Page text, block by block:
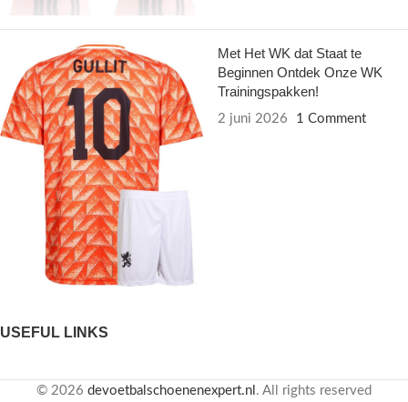
Met Het WK dat Staat te
Beginnen Ontdek Onze WK
Trainingspakken!
2 juni 2026 1 Comment
USEFUL LINKS
© 2026 devoetbalschoenenexpert.nl . All rights reserved